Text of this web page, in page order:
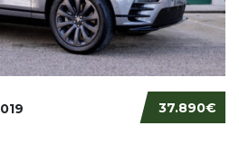
37.890€